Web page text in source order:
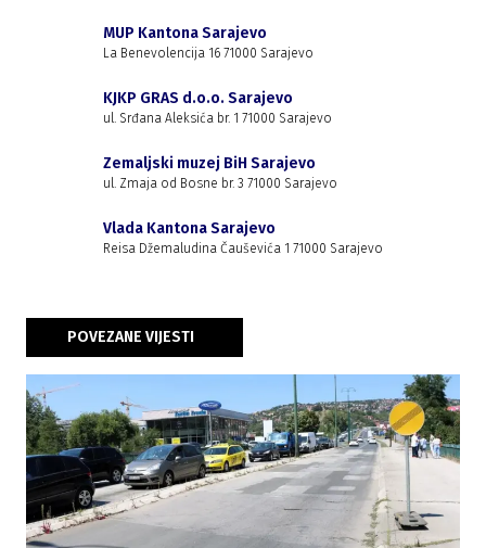
MUP Kantona Sarajevo
La Benevolencija 16 71000 Sarajevo
KJKP GRAS d.o.o. Sarajevo
ul. Srđana Aleksića br. 1 71000 Sarajevo
Zemaljski muzej BiH Sarajevo
ul. Zmaja od Bosne br. 3 71000 Sarajevo
Vlada Kantona Sarajevo
Reisa Džemaludina Čauševića 1 71000 Sarajevo
POVEZANE VIJESTI